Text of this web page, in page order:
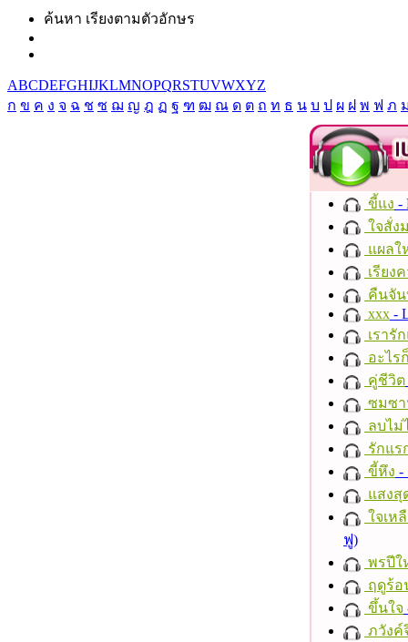
ค้นหา เรียงตามตัวอักษร
ABCDEFGHIJKLMNOPQRSTUVWXYZ
ก ข ค ง จ ฉ ช ซ ฌ ญ ฎ ฏ ฐ ฑ ฒ ณ ด ต ถ ท ธ น บ ป ผ ฝ พ ฟ ภ
ขี้แง -
ใจสั่ง
แผลใ
เรียง
คืนจั
xxx -
เรารั
อะไร
คู่ชีวิต
ซมซ
ลบไม่
รักแร
ขี้หึง -
แสงสุ
ใจเห
ฟู)
พรปีใ
ฤดูร้อ
ขึ้นใจ
ภวังค์